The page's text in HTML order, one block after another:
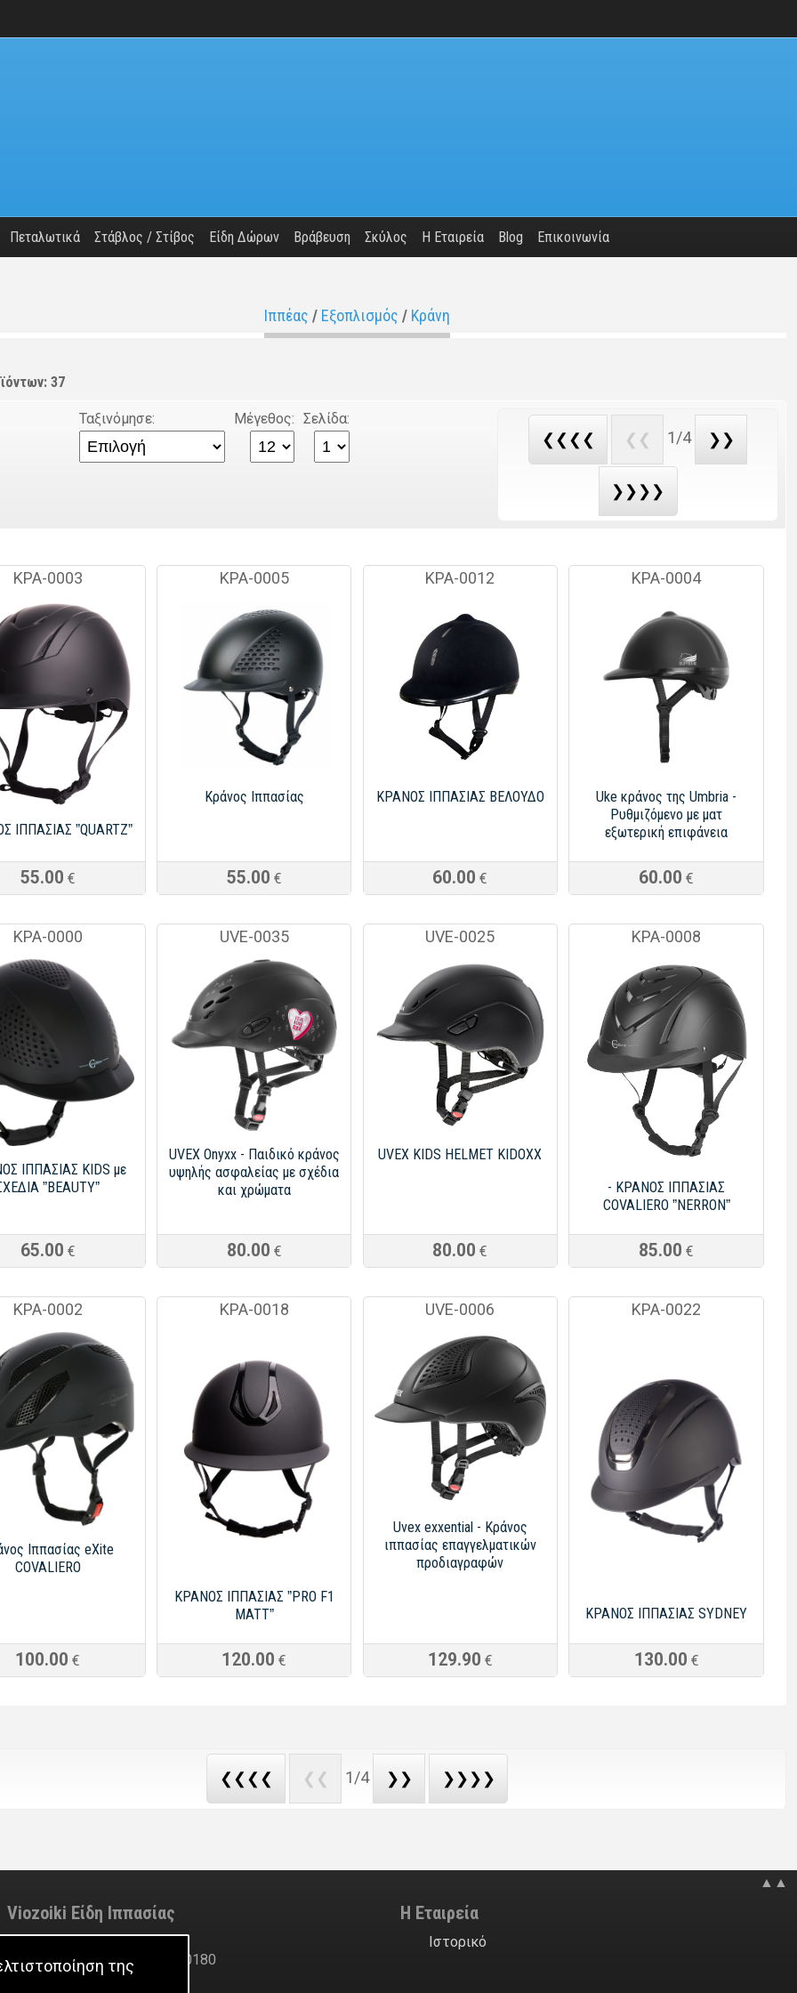
Πεταλωτικά Στάβλος / Στίβος Είδη Δώρων Βράβευση Σκύλος Η Εταιρεία Blog Επικοινωνία
Ιππέας / Εξοπλισμός / Κράνη
37
Ταξινόμησε: Μέγεθος: Σελίδα:
❮❮❮❮ ❮❮ 1/4 ❯❯
❯❯❯❯
KPA-0003
ΙΠΠΑΣΙΑΣ ˮQUARTZˮ
55.00 €
ΚΡΑ-0005
Κράνος Ιππασίας
55.00 €
ΚΡΑ-0012
ΚΡΑΝΟΣ ΙΠΠΑΣΙΑΣ ΒΕΛΟΥΔΟ
60.00 €
ΚΡΑ-0004
Uke κράνος της Umbria -
Ρυθμιζόμενο με ματ
εξωτερική επιφάνεια
60.00 €
ΚΡΑ-0000
ΙΠΠΑΣΙΑΣ KIDS με
ˮBEAUTYˮ
65.00 €
UVE-0035
UVEX Onyxx - Παιδικό κράνος
υψηλής ασφαλείας με σχέδια
και χρώματα
80.00 €
UVE-0025
UVEX KIDS HELMET KIDOXX
80.00 €
KPA-0008
- ΚΡΑΝΟΣ ΙΠΠΑΣΙΑΣ
COVALIERO ˮNERRONˮ
85.00 €
ΚΡΑ-0002
Ιππασίας eXite
COVALIERO
100.00 €
KPA-0018
ΚΡΑΝΟΣ ΙΠΠΑΣΙΑΣ ˮPRO F1
MATTˮ
120.00 €
UVE-0006
Uvex exxential - Kράνος
ιππασίας επαγγελματικών
προδιαγραφών
129.90 €
ΚΡΑ-0022
ΚΡΑΝΟΣ ΙΠΠΑΣΙΑΣ SYDNEY
130.00 €
❮❮❮❮ ❮❮ 1/4 ❯❯ ❯❯❯❯
▲▲
Viozoiki Είδη Ιππασίας
moc
.
ikiozoiv
@
ofni
Τηλέφωνο: +30 2310770180
Fax: +30 2310763089
Η Εταιρεία
Ιστορικό
της